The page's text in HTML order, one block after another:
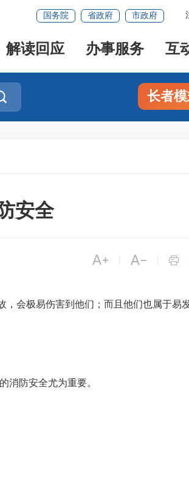
国务院 省政府 市政府
解读回应 办事服务 互
长者
安全
  
会极易伤害到他们；而且他们也属于易
消防安全尤为重要。